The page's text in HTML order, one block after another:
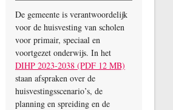
De gemeente is verantwoordelijk
voor de huisvesting van scholen
voor primair, speciaal en
voortgezet onderwijs. In het
DIHP 2023-2038 (PDF 12 MB)
staan afspraken over de
huisvestingsscenario’s, de
planning en spreiding en de